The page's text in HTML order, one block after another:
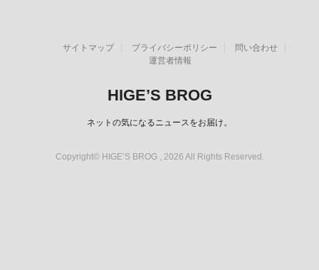
サイトマップ プライバシーポリシー
問い合わせ
運営者情報
HIGE’S BROG
ネットの気になるニュースをお届け。
Copyright© HIGE’S BROG , 2026 All Rights Reserved.